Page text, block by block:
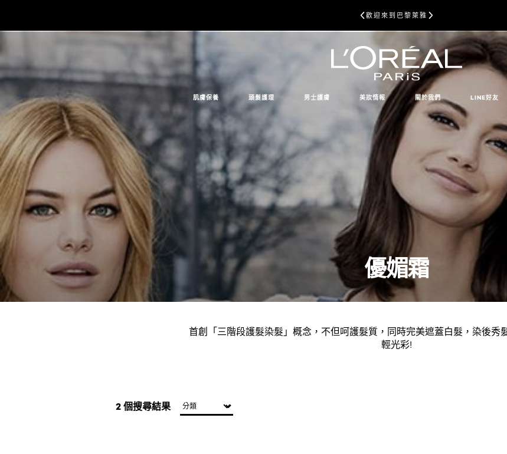
歡迎來到巴黎萊雅
肌膚保養 頭髮護理 男士護膚 美妝情報 關於我們 LINE好友
優媚霜
首創「三階段護髮染髮」概念，不但呵護髮質，同時完美遮蓋白髮，染後秀
輕光彩!
2 個搜尋結果